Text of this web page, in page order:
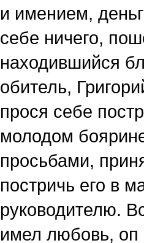
и имением,
себе ничего,
находившийся
обитель,
прося себе
молодом
просьбами,
постричь его в
руководителю.
имел любовь, оп